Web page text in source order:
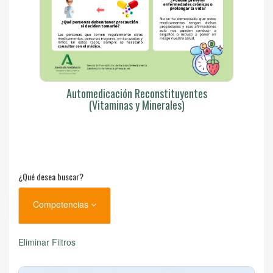
Automedicación Reconstituyentes
(Vitaminas y Minerales)
¿Qué desea buscar?
Competencias
Eliminar Filtros